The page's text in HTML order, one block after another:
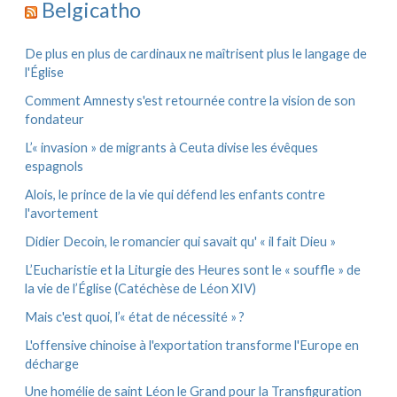
i
e
s
Belgicatho
De plus en plus de cardinaux ne maîtrisent plus le langage de
l'Église
Comment Amnesty s'est retournée contre la vision de son
fondateur
L’« invasion » de migrants à Ceuta divise les évêques
espagnols
Alois, le prince de la vie qui défend les enfants contre
l'avortement
Didier Decoin, le romancier qui savait qu' « il fait Dieu »
L’Eucharistie et la Liturgie des Heures sont le « souffle » de
la vie de l’Église (Catéchèse de Léon XIV)
Mais c'est quoi, l’« état de nécessité » ?
L'offensive chinoise à l'exportation transforme l'Europe en
décharge
Une homélie de saint Léon le Grand pour la Transfiguration